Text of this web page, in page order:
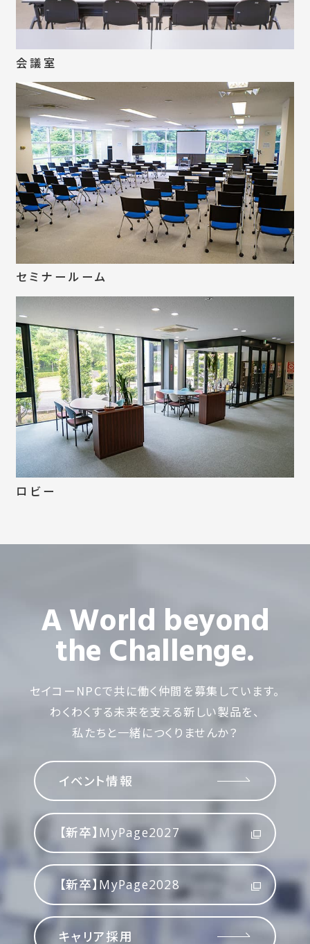
会議室
セミナールーム
ロビー
A World beyond
the Challenge.
セイコーNPCで共に働く仲間を募集しています。
わくわくする未来を支える新しい製品を、
私たちと一緒につくりませんか？
イベント情報
【新卒】MyPage2027
【新卒】MyPage2028
キャリア採用